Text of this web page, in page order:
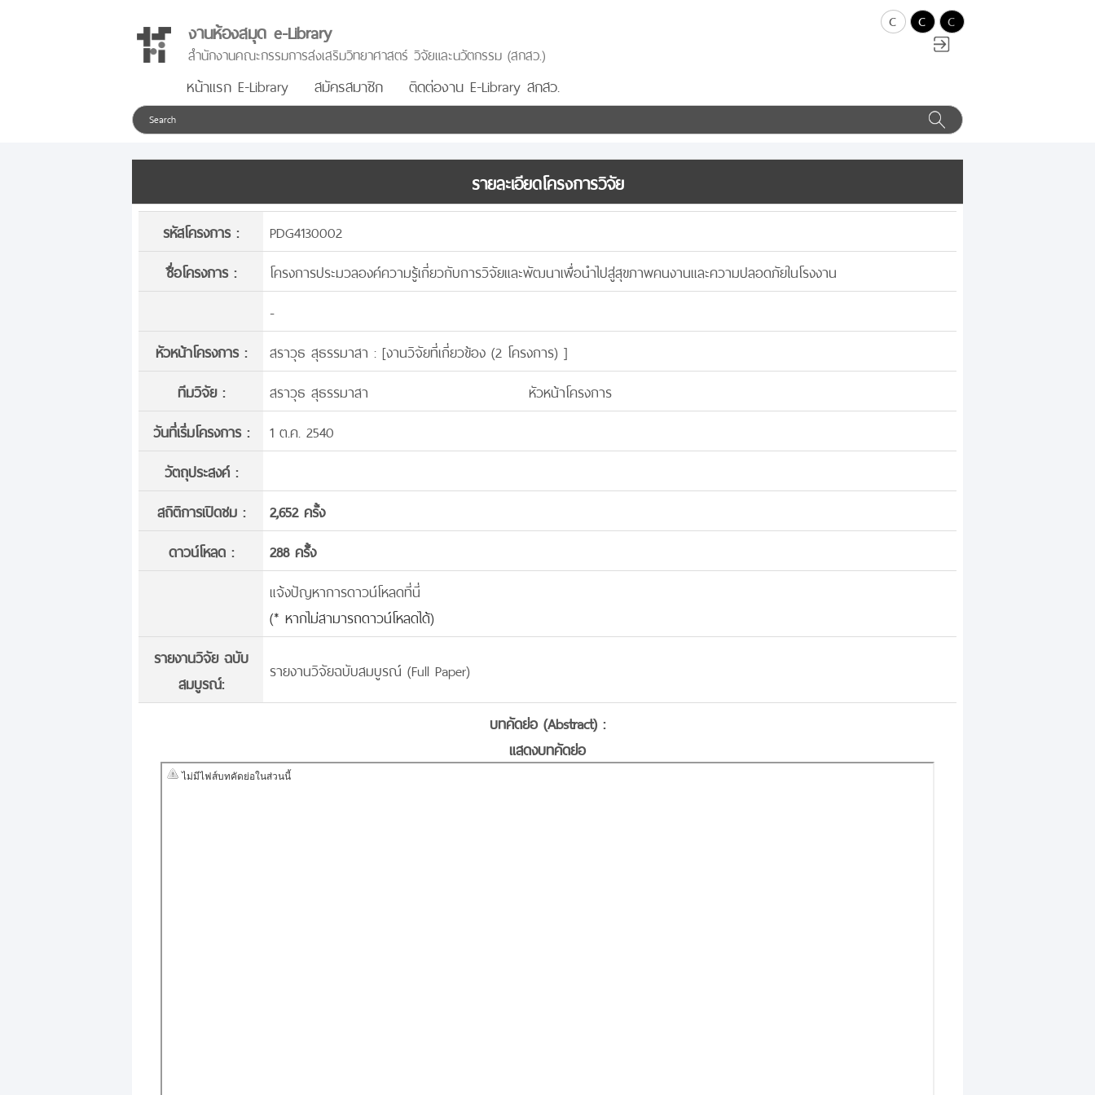
งานห้องสมุด e-Library
สำนักงานคณะกรรมการส่งเสริมวิทยาศาสตร์ วิจัยและนวัตกรรม (สกสว.)
หน้าแรก E-Library สมัครสมาชิก ติดต่องาน E-Library สกสว.
c c c
รายละเอียดโครงการวิจัย
รหัสโครงการ :
PDG4130002
ชื่อโครงการ :
โครงการประมวลองค์ความรู้เกี่ยวกับการวิจัยและพัฒนาเพื่อนำไปสู่สุขภาพคนงานและความปลอดภัยในโรงงาน
-
หัวหน้าโครงการ :
สราวุธ สุธรรมาสา : [งานวิจัยที่เกี่ยวข้อง (2 โครงการ) ]
ทีมวิจัย :
สราวุธ สุธรรมาสา
หัวหน้าโครงการ
วันที่เริ่มโครงการ :
1 ต.ค. 2540
วัตถุประสงค์ :
สถิติการเปิดชม :
2,652 ครั้ง
ดาวน์โหลด :
288 ครั้้ง
แจ้งปัญหาการดาวน์โหลดที่นี่
(* หากไม่สามารถดาวน์โหลดได้)
รายงานวิจัย ฉบับ
สมบูรณ์:
รายงานวิจัยฉบับสมบูรณ์ (Full Paper)
บทคัดย่อ (Abstract) :
แสดงบทคัดย่อ